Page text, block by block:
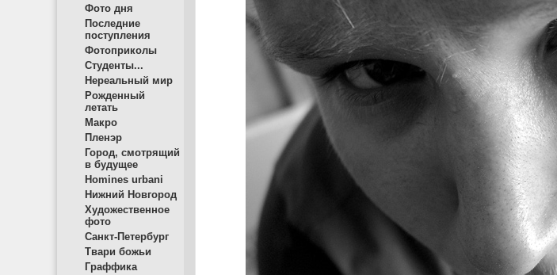
Фото дня
Последние
поступления
Фотоприколы
Студенты...
Нереальный мир
Рожденный
летать
Макро
Пленэр
Город, смотрящий
в будущее
Homines urbani
Нижний Новгород
Художественное
фото
Санкт-Петербург
Твари божьи
Граффика